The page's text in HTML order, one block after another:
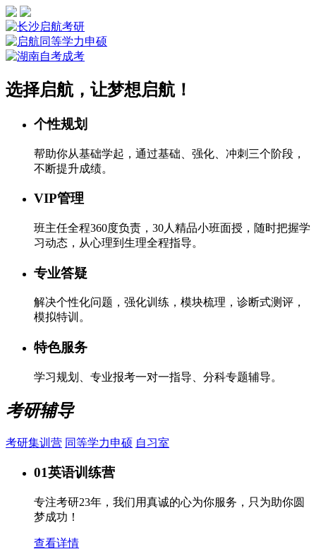
选择启航，让梦想启航！
个性规划
帮助你从基础学起，通过基础、强化、冲刺三个阶段，
不断提升成绩。
VIP管理
班主任全程360度负责，30人精品小班面授，随时把握学
习动态，从心理到生理全程指导。
专业答疑
解决个性化问题，强化训练，模块梳理，诊断式测评，
模拟特训。
特色服务
学习规划、专业报考一对一指导、分科专题辅导。
考研辅导
考研集训营 同等学力申硕 自习室
01英语训练营
专注考研23年，我们用真诚的心为你服务，只为助你圆
梦成功！
查看详情